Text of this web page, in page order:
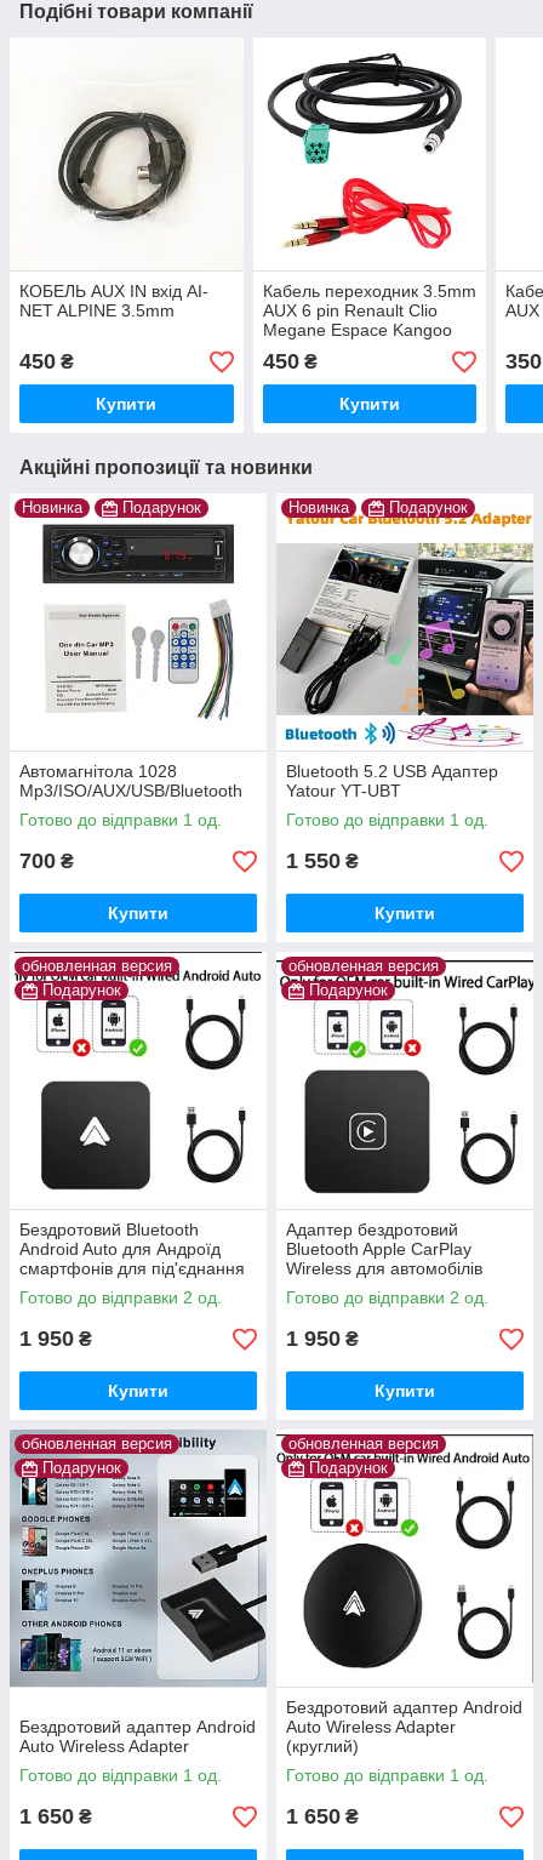
Подібні товари компанії
КОБЕЛЬ AUX IN вхід AI-
NET ALPINE 3.5mm
450 ₴
Купити
Кабель переходник 3.5mm
AUX 6 pin Renault Clio
Megane Espace Kangoo
Laguna 2005 2006 2007
2008 2009 2010 2011
450₴
Купити
350
Акційні пропозиції та новинки
Новинка Подарунок
Автомагнітола 1028
Mp3/ISO/AUX/USB/Bluetooth
Готово до відправки 1 од.
700 ₴
Купити
Новинка Подарунок
Bluetooth 5.2 USB Адаптер
Yatour YT-UBT
Готово до відправки 1 од.
1 550 ₴
Купити
обновленная версия
Подарунок
Бездротовий Bluetooth
Android Auto для Андроїд
смартфонів для під'єднання
до автомагнітол USB Wireless
Adapter
Готово до відправки 2 од.
1 950 ₴
Купити
обновленная версия
Подарунок
Адаптер бездротовий
Bluetooth Apple CarPlay
Wireless для автомобілів
Готово до відправки 2 од.
1 950 ₴
Купити
обновленная версия
Подарунок
Бездротовий адаптер Android
Auto Wireless Adapter
Готово до відправки 1 од.
1 650 ₴
обновленная версия
Подарунок
Бездротовий адаптер Android
Auto Wireless Adapter
(круглий)
Готово до відправки 1 од.
1 650 ₴